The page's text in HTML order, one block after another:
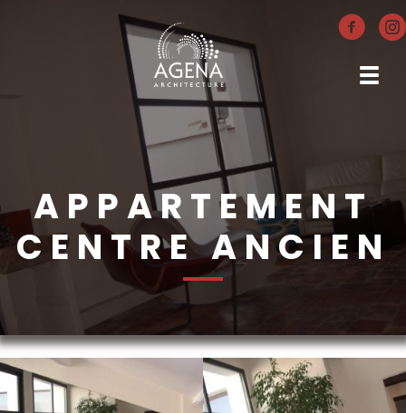
APPARTEMENT
CENTRE ANCIEN